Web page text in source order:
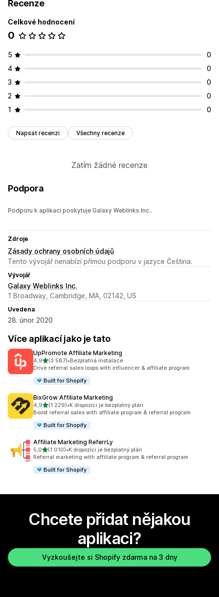
Recenze
Celkové hodnocení
0
5
0
4
0
3
0
2
0
1
0
Napsat recenzi Všechny recenze
Zatím žádné recenze
Podpora
Podporu k aplikaci poskytuje Galaxy Weblinks Inc..
Zdroje
Zásady ochrany osobních údajů
Tento vývojář nenabízí přímou podporu v jazyce Čeština.
Vývojář
Galaxy Weblinks Inc.
1 Broadway, Cambridge, MA, 02142, US
Uvedena
28. únor 2020
Více aplikací jako je tato
UpPromote Affiliate Marketing
4,9z 5 hvězd
(3 587)
Celkový počet recenzí: 3587
•Bezplatná instalace
Drive referral sales loops with influencer & affiliate program
Built for Shopify
BixGrow Affiliate Marketing
4,9z 5 hvězd
(1 229)
Celkový počet recenzí: 1229
•K dispozici je bezplatný plán
Boost referral sales with affiliate program & referral program
Built for Shopify
Affiliate Marketing ReferrLy
5,0z 5 hvězd
(1 010)
Celkový počet recenzí: 1010
•K dispozici je bezplatný plán
Referral marketing with affiliate program & referral program
Built for Shopify
Chcete přidat nějakou
aplikaci?
Vyzkoušejte si Shopify zdarma na 3 dny